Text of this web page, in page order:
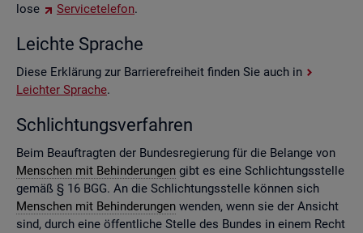
lo­se
Ser­vice­te­le­fon.
Leich­te Spra­che
Diese Er­klä­rung zur Bar­rie­re­frei­heit fin­den Sie auch in
Leich­ter Spra­che.
Schlich­tungs­ver­fah­ren
Beim Be­auf­trag­ten der Bun­des­re­gie­rung für die Be­lan­ge von
Men­schen mit Be­hin­de­run­gen gibt es eine Schlich­tungs­stel­le
gemäß § 16 BGG. An die Schlich­tungs­stel­le kön­nen sich
Men­schen mit Be­hin­de­run­gen wen­den, wenn sie der An­sicht
sind, durch eine öf­fent­li­che Stel­le des Bun­des in einem Recht